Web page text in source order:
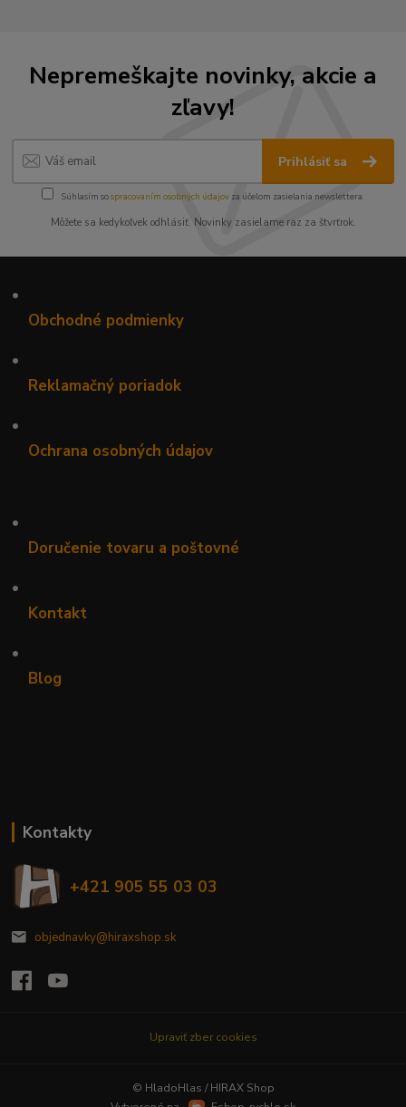
Nepremeškajte novinky, akcie a
zľavy!
Prihlásiť sa
Súhlasím sospracovaním osobných údajov za účelom zasielania newslettera.
Môžete sa kedykoľvek odhlásiť. Novinky zasielame raz za štvrťrok.
•
Obchodné podmienky
•
Reklamačný poriadok
•
Ochrana osobných údajov
•
Doručenie tovaru a poštovné
•
Kontakt
•
Blog
Kontakty
+421 905 55 03 03
objednavky@hiraxshop.sk
Upraviť zber cookies
© HladoHlas / HIRAX Shop